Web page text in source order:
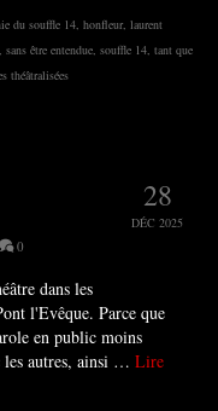
du souffle 14, honfleur, laurent
, sans être entendue, souffle 14, tant que
théâtralisées
28
DÉC 2025
0
dans les
l'Evêque. Parce que
en public moins
les autres, ainsi … Lire